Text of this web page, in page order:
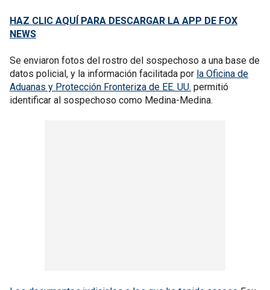
HAZ CLIC AQUÍ PARA DESCARGAR LA APP DE FOX
NEWS
Se enviaron fotos del rostro del sospechoso a una base de
datos policial, y la información facilitada por la Oficina de
Aduanas y Protección Fronteriza de EE. UU. permitió
identificar al sospechoso como Medina-Medina.